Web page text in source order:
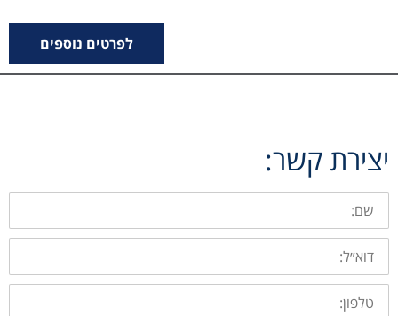
לפרטים נוספים
יצירת קשר:
שם:
דוא״ל:
טלפון: